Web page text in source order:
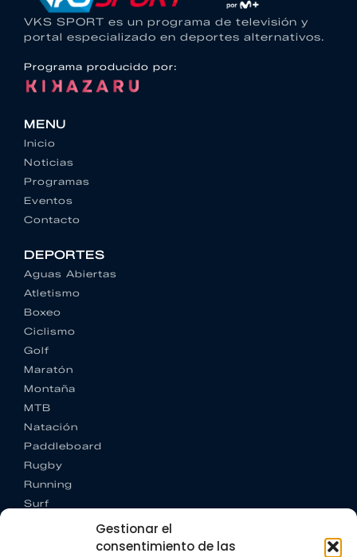
Gestionar el
consentimiento de las
VKS SPORT es un programa de televisión y
portal especializado en deportes alternativos.
Programa producido por:
MENU
Inicio
Noticias
Programas
Eventos
Contacto
DEPORTES
Aguas Abiertas
Atletismo
Boxeo
Ciclismo
Golf
Maratón
Montaña
MTB
Natación
Paddleboard
Rugby
Running
Surf